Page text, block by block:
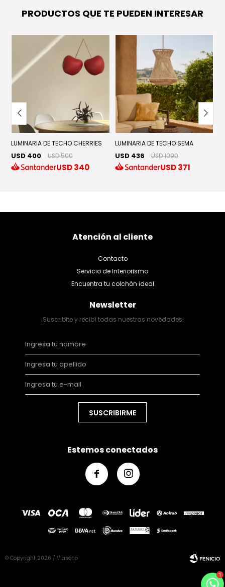
producto.
PRODUCTOS QUE TE PUEDEN INTERESAR
LUMINARIA DE TECHO CHERRIES
USD 400 USD 500
USD340
LUMINARIA DE TECHO SEMA
USD 436 USD 1090
USD371
Atención al cliente
Contacto
Servicio de Interiorismo
Encuentra tu colchón ideal
Newsletter
¡Suscribite y recibí todas nuestras novedades!
SUSCRIBIRME
Estemos conectados
 
© Copyright 2026 / Viasono